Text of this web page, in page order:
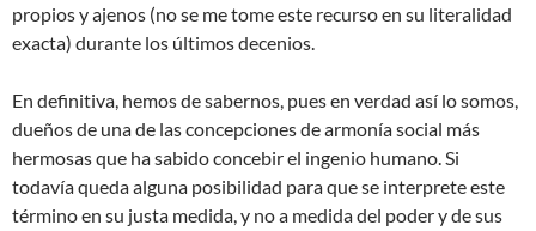
propios y ajenos (no se me tome este recurso en su literalidad
exacta) durante los últimos decenios.
En definitiva, hemos de sabernos, pues en verdad así lo somos,
dueños de una de las concepciones de armonía social más
hermosas que ha sabido concebir el ingenio humano. Si
todavía queda alguna posibilidad para que se interprete este
término en su justa medida, y no a medida del poder y de sus